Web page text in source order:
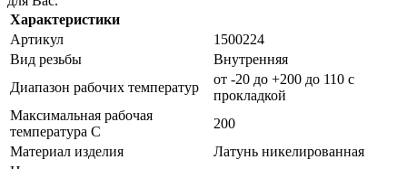
Характеристики
Артикул
1500224
Вид резьбы
Внутренняя
Диапазон рабочих температур
от -20 до +200 до 110 с
прокладкой
Максимальная рабочая
температура C
200
Материал изделия
Латунь никелированная